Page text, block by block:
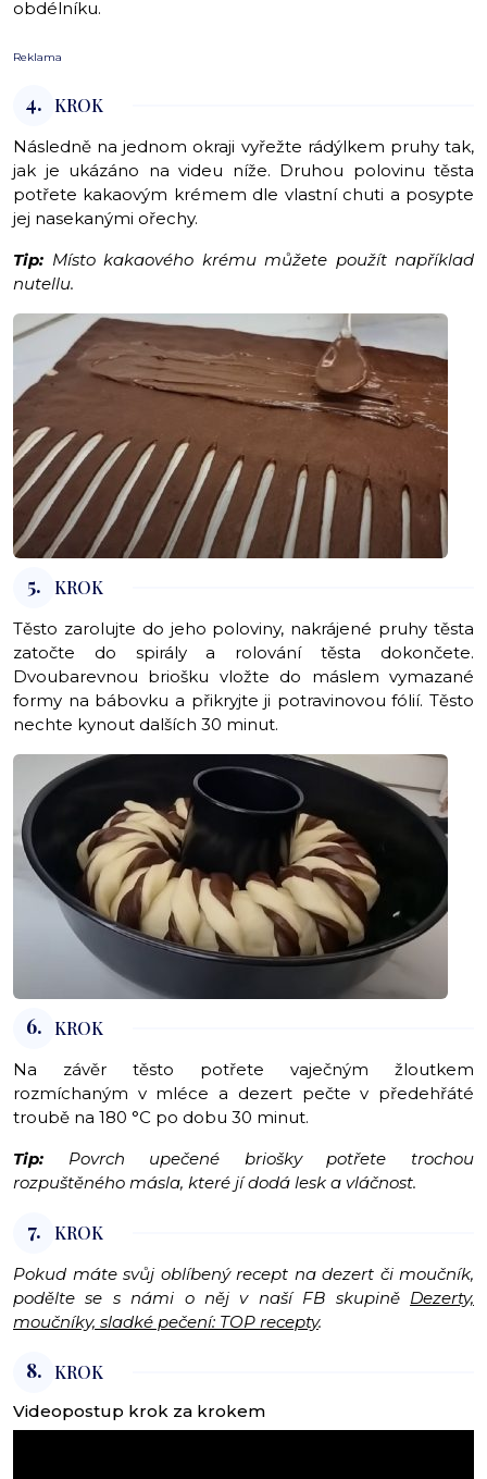
obdélníku.
Reklama
4. KROK
Následně na jednom okraji vyřežte rádýlkem pruhy tak,
jak je ukázáno na videu níže. Druhou polovinu těsta
potřete kakaovým krémem dle vlastní chuti a posypte
jej nasekanými ořechy.
Tip: Místo kakaového krému můžete použít například
nutellu.
5. KROK
Těsto zarolujte do jeho poloviny, nakrájené pruhy těsta
zatočte do spirály a rolování těsta dokončete.
Dvoubarevnou briošku vložte do máslem vymazané
formy na bábovku a přikryjte ji potravinovou fólií. Těsto
nechte kynout dalších 30 minut.
6. KROK
Na závěr těsto potřete vaječným žloutkem
rozmíchaným v mléce a dezert pečte v předehřáté
troubě na 180 °C po dobu 30 minut.
Tip: Povrch upečené briošky potřete trochou
rozpuštěného másla, které jí dodá lesk a vláčnost.
7. KROK
Pokud máte svůj oblíbený recept na dezert či moučník,
podělte se s námi o něj v naší FB skupině Dezerty,
moučníky, sladké pečení: TOP recepty.
8. KROK
Videopostup krok za krokem